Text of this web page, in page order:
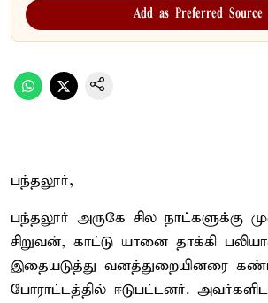
Add as Preferred Source
பந்தலூர்,
பந்தலூர் அருகே சில நாட்களுக்கு
சிறுவன், காட்டு யானை தாக்கி
இதையடுத்து வனத்துறையினரை
போராட்டத்தில் ஈடுபட்டனர்.